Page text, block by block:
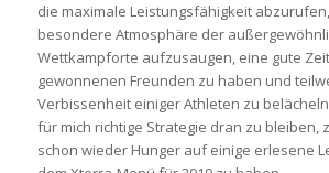
die maximale Leistungsfähigkeit
besondere Atmosphäre der
Wettkampforte aufzusaugen, eine gute
gewonnenen Freunden zu haben und
Verbissenheit einiger Athleten zu
für mich richtige Strategie dran zu bleiben,
schon wieder Hunger auf einige erlesene